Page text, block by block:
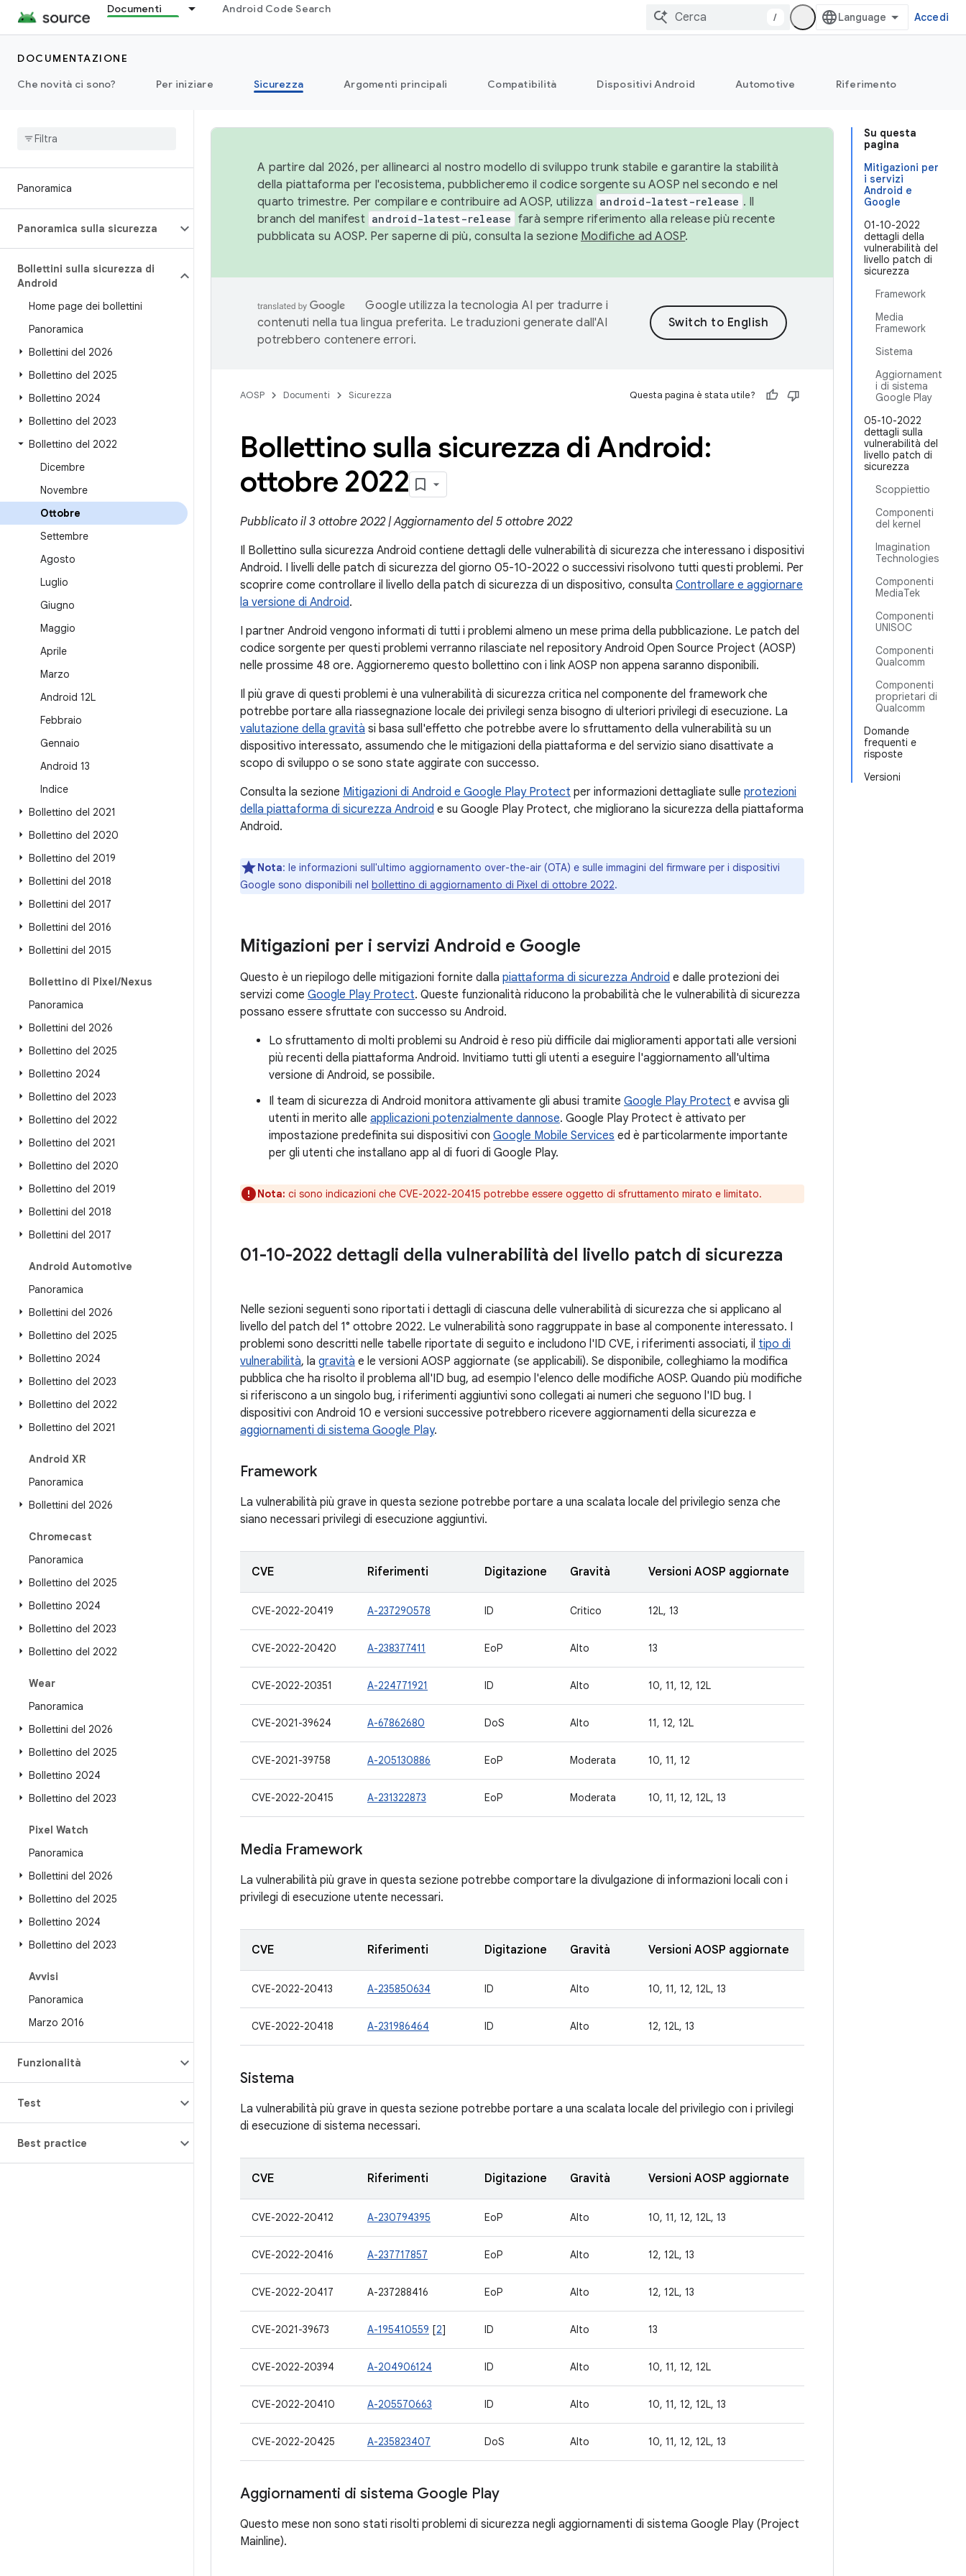
Documenti Android Code Search
/ Accedi
DOCUMENTAZIONE
Che novità ci sono?
Per iniziare Sicurezza Argomenti principali Compatibilità Dispositivi Android Automotive Riferimento
Panoramica
Panoramica sulla sicurezza
Bollettini sulla sicurezza di
Android
Home page dei bollettini
Panoramica
Bollettini del 2026
Bollettino del 2025
Bollettino 2024
Bollettino del 2023
Bollettino del 2022
Dicembre
Novembre
Ottobre
Settembre
Agosto
Luglio
Giugno
Maggio
Aprile
Marzo
Android 12L
Febbraio
Gennaio
Android 13
Indice
Bollettino del 2021
Bollettino del 2020
Bollettino del 2019
Bollettini del 2018
Bollettini del 2017
Bollettini del 2016
Bollettini del 2015
Bollettino di Pixel/Nexus
Panoramica
Bollettini del 2026
Bollettino del 2025
Bollettino 2024
Bollettino del 2023
Bollettino del 2022
Bollettino del 2021
Bollettino del 2020
Bollettino del 2019
Bollettini del 2018
Bollettini del 2017
Android Automotive
Panoramica
Bollettini del 2026
Bollettino del 2025
Bollettino 2024
Bollettino del 2023
Bollettino del 2022
Bollettino del 2021
Android XR
Panoramica
Bollettini del 2026
Chromecast
Panoramica
Bollettino del 2025
Bollettino 2024
Bollettino del 2023
Bollettino del 2022
Wear
Panoramica
Bollettini del 2026
Bollettino del 2025
Bollettino 2024
Bollettino del 2023
Pixel Watch
Panoramica
Bollettini del 2026
Bollettino del 2025
Bollettino 2024
Bollettino del 2023
Avvisi
Panoramica
Marzo 2016
Funzionalità
Test
Best practice
Su questa
pagina
Mitigazioni per
i servizi
Android e
Google
01-10-2022
dettagli della
vulnerabilità del
livello patch di
sicurezza
Framework
Media
Framework
Sistema
Aggiornament
i di sistema
Google Play
05-10-2022
dettagli sulla
vulnerabilità del
livello patch di
sicurezza
Scoppiettio
Componenti
del kernel
Imagination
Technologies
Componenti
MediaTek
Componenti
UNISOC
Componenti
Qualcomm
Componenti
proprietari di
Qualcomm
Domande
frequenti e
risposte
Versioni
A partire dal 2026, per allinearci al nostro modello di sviluppo trunk stabile e garantire la stabilità
della piattaforma per l'ecosistema, pubblicheremo il codice sorgente su AOSP nel secondo e nel
quarto trimestre. Per compilare e contribuire ad AOSP, utilizza android-latest-release . Il
branch del manifest android-latest-release farà sempre riferimento alla release più recente
pubblicata su AOSP. Per saperne di più, consulta la sezione Modifiche ad AOSP.
Google utilizza la tecnologia AI per tradurre i
contenuti nella tua lingua preferita. Le traduzioni generate dall'AI
potrebbero contenere errori.
AOSP Documenti Sicurezza Questa pagina è stata utile?
Bollettino sulla sicurezza di Android:
ottobre 2022
Pubblicato il 3 ottobre 2022 | Aggiornamento del 5 ottobre 2022
Il Bollettino sulla sicurezza Android contiene dettagli delle vulnerabilità di sicurezza che interessano i dispositivi
Android. I livelli delle patch di sicurezza del giorno 05-10-2022 o successivi risolvono tutti questi problemi. Per
scoprire come controllare il livello della patch di sicurezza di un dispositivo, consulta Controllare e aggiornare
la versione di Android.
I partner Android vengono informati di tutti i problemi almeno un mese prima della pubblicazione. Le patch del
codice sorgente per questi problemi verranno rilasciate nel repository Android Open Source Project (AOSP)
nelle prossime 48 ore. Aggiorneremo questo bollettino con i link AOSP non appena saranno disponibili.
Il più grave di questi problemi è una vulnerabilità di sicurezza critica nel componente del framework che
potrebbe portare alla riassegnazione locale dei privilegi senza bisogno di ulteriori privilegi di esecuzione. La
valutazione della gravità si basa sull'effetto che potrebbe avere lo sfruttamento della vulnerabilità su un
dispositivo interessato, assumendo che le mitigazioni della piattaforma e del servizio siano disattivate a
scopo di sviluppo o se sono state aggirate con successo.
Consulta la sezione Mitigazioni di Android e Google Play Protect per informazioni dettagliate sulle protezioni
della piattaforma di sicurezza Android e su Google Play Protect, che migliorano la sicurezza della piattaforma
Android.
Nota: le informazioni sull'ultimo aggiornamento over-the-air (OTA) e sulle immagini del firmware per i dispositivi
Google sono disponibili nel bollettino di aggiornamento di Pixel di ottobre 2022.
Mitigazioni per i servizi Android e Google
Questo è un riepilogo delle mitigazioni fornite dalla piattaforma di sicurezza Android e dalle protezioni dei
servizi come Google Play Protect. Queste funzionalità riducono la probabilità che le vulnerabilità di sicurezza
possano essere sfruttate con successo su Android.
Lo sfruttamento di molti problemi su Android è reso più difficile dai miglioramenti apportati alle versioni
più recenti della piattaforma Android. Invitiamo tutti gli utenti a eseguire l'aggiornamento all'ultima
versione di Android, se possibile.
Il team di sicurezza di Android monitora attivamente gli abusi tramite Google Play Protect e avvisa gli
utenti in merito alle applicazioni potenzialmente dannose. Google Play Protect è attivato per
impostazione predefinita sui dispositivi con Google Mobile Services ed è particolarmente importante
per gli utenti che installano app al di fuori di Google Play.
Nota: ci sono indicazioni che CVE-2022-20415 potrebbe essere oggetto di sfruttamento mirato e limitato.
01-10-2022 dettagli della vulnerabilità del livello patch di sicurezza
Nelle sezioni seguenti sono riportati i dettagli di ciascuna delle vulnerabilità di sicurezza che si applicano al
livello del patch del 1° ottobre 2022. Le vulnerabilità sono raggruppate in base al componente interessato. I
problemi sono descritti nelle tabelle riportate di seguito e includono l'ID CVE, i riferimenti associati, il tipo di
vulnerabilità, la gravità e le versioni AOSP aggiornate (se applicabili). Se disponibile, colleghiamo la modifica
pubblica che ha risolto il problema all'ID bug, ad esempio l'elenco delle modifiche AOSP. Quando più modifiche
si riferiscono a un singolo bug, i riferimenti aggiuntivi sono collegati ai numeri che seguono l'ID bug. I
dispositivi con Android 10 e versioni successive potrebbero ricevere aggiornamenti della sicurezza e
aggiornamenti di sistema Google Play.
Framework
La vulnerabilità più grave in questa sezione potrebbe portare a una scalata locale del privilegio senza che
siano necessari privilegi di esecuzione aggiuntivi.
CVE Riferimenti Digitazione Gravità Versioni AOSP aggiornate
CVE-2022-20419 A-237290578 ID Critico 12L, 13
CVE-2022-20420 A-238377411 EoP Alto 13
CVE-2022-20351 A-224771921 ID Alto 10, 11, 12, 12L
CVE-2021-39624 A-67862680 DoS Alto 11, 12, 12L
CVE-2021-39758 A-205130886 EoP Moderata 10, 11, 12
CVE-2022-20415 A-231322873 EoP Moderata 10, 11, 12, 12L, 13
Media Framework
La vulnerabilità più grave in questa sezione potrebbe comportare la divulgazione di informazioni locali con i
privilegi di esecuzione utente necessari.
CVE Riferimenti Digitazione Gravità Versioni AOSP aggiornate
CVE-2022-20413 A-235850634 ID Alto 10, 11, 12, 12L, 13
CVE-2022-20418 A-231986464 ID Alto 12, 12L, 13
Sistema
La vulnerabilità più grave in questa sezione potrebbe portare a una scalata locale del privilegio con i privilegi
di esecuzione di sistema necessari.
CVE Riferimenti Digitazione Gravità Versioni AOSP aggiornate
CVE-2022-20412 A-230794395 EoP Alto 10, 11, 12, 12L, 13
CVE-2022-20416 A-237717857 EoP Alto 12, 12L, 13
CVE-2022-20417 A-237288416 EoP Alto 12, 12L, 13
CVE-2021-39673 A-195410559 [2] ID Alto 13
CVE-2022-20394 A-204906124 ID Alto 10, 11, 12, 12L
CVE-2022-20410 A-205570663 ID Alto 10, 11, 12, 12L, 13
CVE-2022-20425 A-235823407 DoS Alto 10, 11, 12, 12L, 13
Aggiornamenti di sistema Google Play
Questo mese non sono stati risolti problemi di sicurezza negli aggiornamenti di sistema Google Play (Project
Mainline).